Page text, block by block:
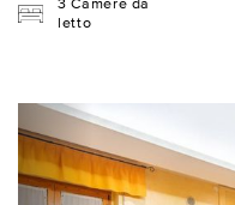
3 Camere da
letto